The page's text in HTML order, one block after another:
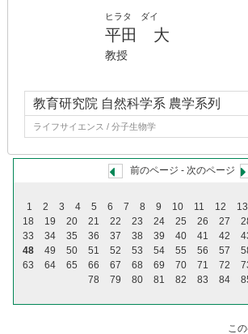
ヒラタ ダイ
平田 大
教授
教育研究院 自然科学系 農学系列
ライフサイエンス / 分子生物学
前のページ - 次のページ
1 2 3 4 5 6 7 8 9 10 11 12 13
18
19 20 21 22 23 24 25 26 27
33
34 35 36 37 38 39 40 41 42
48
49 50 51 52 53 54 55 56 57
63
64 65 66 67 68 69 70 71 72
78
79 80 81 82 83 84
こ